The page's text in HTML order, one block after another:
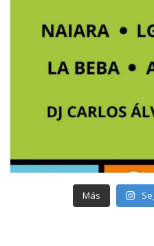
Más